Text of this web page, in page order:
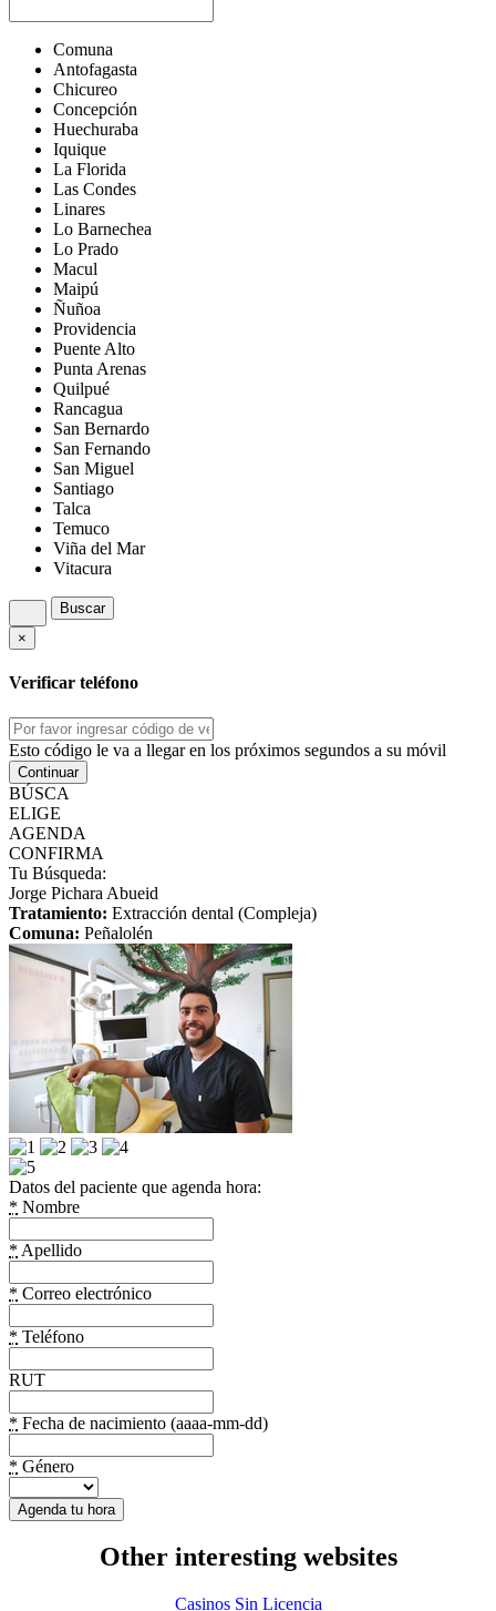
Comuna
Antofagasta
Chicureo
Concepción
Huechuraba
Iquique
La Florida
Las Condes
Linares
Lo Barnechea
Lo Prado
Macul
Maipú
Ñuñoa
Providencia
Puente Alto
Punta Arenas
Quilpué
Rancagua
San Bernardo
San Fernando
San Miguel
Santiago
Talca
Temuco
Viña del Mar
Vitacura
Buscar
×
Verificar teléfono
Esto código le va a llegar en los próximos segundos a su móvil
Continuar
BÚSCA
ELIGE
AGENDA
CONFIRMA
Tu Búsqueda:
Jorge Pichara Abueid
Tratamiento: Extracción dental (Compleja)
Comuna: Peñalolén
Datos del paciente que agenda hora:
* Nombre
* Apellido
* Correo electrónico
* Teléfono
RUT
* Fecha de nacimiento (aaaa-mm-dd)
* Género
Other interesting websites
Casinos Sin Licencia